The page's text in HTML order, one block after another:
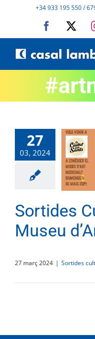
+34 933 195 550 /
Facebook
27
03, 2024
Sortides
Museu
27 març 2024 | Sortides